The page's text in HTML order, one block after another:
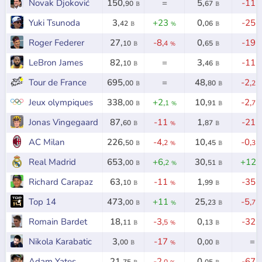
Novak Djoković
150,90 𝔹 = 5,67 𝔹 -11
Yuki Tsunoda 3,42 𝔹 +23% 0,06 𝔹 -25
Roger Federer 27,10 𝔹 -8,4 % 0,65 𝔹 -19
LeBron James 82,10 𝔹 = 3,46 𝔹 -11
Tour de France 695,00 𝔹 = 48,80 𝔹 -2,2
Jeux olympiques 338,00 𝔹 +2,1 % 10,91 𝔹 -2,7
Jonas Vingegaard 87,60 𝔹 -11 % 1,87 𝔹 -21
AC Milan 226,50 𝔹 -4,2 % 10,45 𝔹 -0,3
Real Madrid 653,00 𝔹 +6,2 % 30,51 𝔹 +12
Richard Carapaz 63,10 𝔹 -11 % 1,99 𝔹 -35
Top 14 473,00 𝔹 +11% 25,23 𝔹 -5,7
Romain Bardet 18,11 𝔹 -3,5 % 0,13 𝔹 -32
Nikola Karabatic 3,00 𝔹 -17 % 0,00 𝔹
=